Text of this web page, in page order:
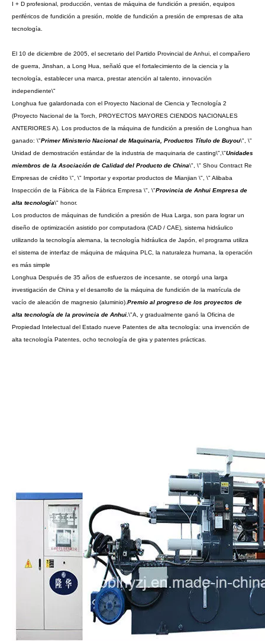
I + D profesional, producción, ventas de máquina de fundición a presión, equipos
periféricos de fundición a presión, molde de fundición a presión de empresas de alta
tecnología.
El 10 de diciembre de 2005, el secretario del Partido Provincial de Anhui, el compañero
de guerra, Jinshan, a Long Hua, señaló que el fortalecimiento de la ciencia y la
tecnología, establecer una marca, prestar atención al talento, innovación
independiente\"
Longhua fue galardonada con el Proyecto Nacional de Ciencia y Tecnología 2
(Proyecto Nacional de la Torch, PROYECTOS MAYORES CIENDOS NACIONALES
ANTERIORES A). Los productos de la máquina de fundición a presión de Longhua han
ganado: \"Primer Ministerio Nacional de Maquinaria, Productos Título de Buyou\", \"
Unidad de demostración estándar de la industria de maquinaria de casting\",\"Unidades
miembros de la Asociación de Calidad del Producto de China\", \" Shou Contract Re
Empresas de crédito \", \" Importar y exportar productos de Mianjian \", \" Alibaba
Inspección de la Fábrica de la Fábrica Empresa \", \"Provincia de Anhui Empresa de
alta tecnología\" honor.
Los productos de máquinas de fundición a presión de Hua Larga, son para lograr un
diseño de optimización asistido por computadora (CAD / CAE), sistema hidráulico
utilizando la tecnología alemana, la tecnología hidráulica de Japón, el programa utiliza
el sistema de interfaz de máquina de máquina PLC, la naturaleza humana, la operación
es más simple
Longhua Después de 35 años de esfuerzos de incesante, se otorgó una larga
investigación de China y el desarrollo de la máquina de fundición de la matrícula de
vacío de aleación de magnesio (aluminio). Premio al progreso de los proyectos de
alta tecnología de la provincia de Anhui. \"A, y gradualmente ganó la Oficina de
Propiedad Intelectual del Estado nueve Patentes de alta tecnología: una invención de
alta tecnología Patentes, ocho tecnología de gira y patentes prácticas.